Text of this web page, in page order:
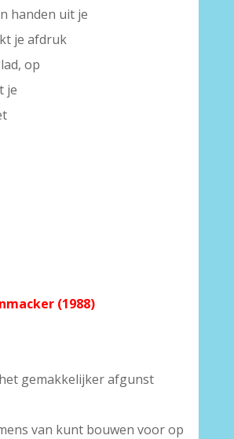
handen uit je
je afdruk
op
je
(1988)
gemakkelijker afgunst
van kunt bouwen voor op